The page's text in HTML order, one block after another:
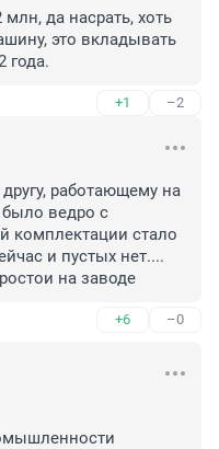
да насрать, хоть
это вкладывать
года.
+1 –2
работающему на
было ведро с
комплектации стало
и пустых нет....
на заводе
+6 –0